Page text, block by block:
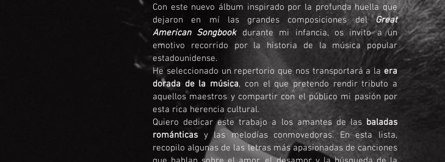
Con este nuevo álbum inspirado por la profunda huella que
dejaron en mí las grandes composiciones delGreat
American Songbookdurante mi infancia, os invito a un
emotivo recorrido por la historia de la música popular
estadounidense.
He seleccionado un repertorio que nos transportará a la era
dorada de la música, con el que pretendo rendir tributo a
aquellos maestros y compartir con el público mi pasión por
esta rica herencia cultural.
Quiero dedicar este trabajo a los amantes de las baladas
románticas y las melodías conmovedoras. En esta lista,
recopilo algunas de las letras más apasionadas de canciones